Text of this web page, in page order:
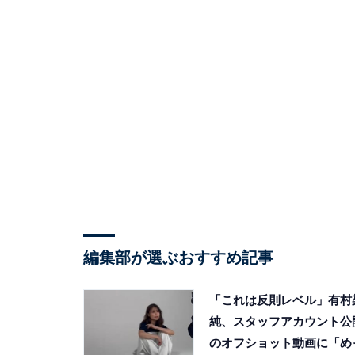
編集部が選ぶおすすめ記事
「これは反則レベル」有村
純、スタッフアカウント公
のオフショット動画に「め